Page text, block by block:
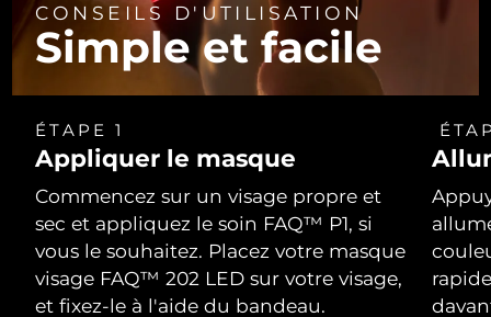
CONSEILS D'UTILISATION
Simple et facile
ÉTAPE 1
Appliquer le masque
Commencez sur un visage propre et
sec et appliquez le soin FAQ™ P1, si
vous le souhaitez. Placez votre masque
visage FAQ™ 202 LED sur votre visage,
et fixez-le à l'aide du bandeau.